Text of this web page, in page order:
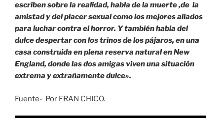
escriben sobre la realidad, habla de la muerte ,de la
amistad y del placer sexual como los mejores aliados
para luchar contra el horror. Y también habla del
dulce despertar con los trinos de los pájaros, en una
casa construida en plena reserva natural en New
England, donde las dos amigas viven una situación
extrema y extrañamente dulce».
Fuente- Por FRAN CHICO.